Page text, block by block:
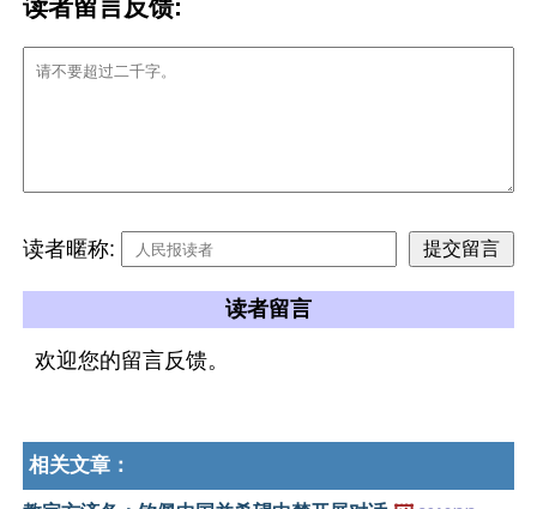
读者留言反馈:
读者暱称:
读者留言
欢迎您的留言反馈。
相关文章：